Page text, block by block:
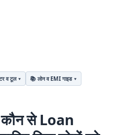
व टूल 📚 लोन व EMI गाइड
से Loan